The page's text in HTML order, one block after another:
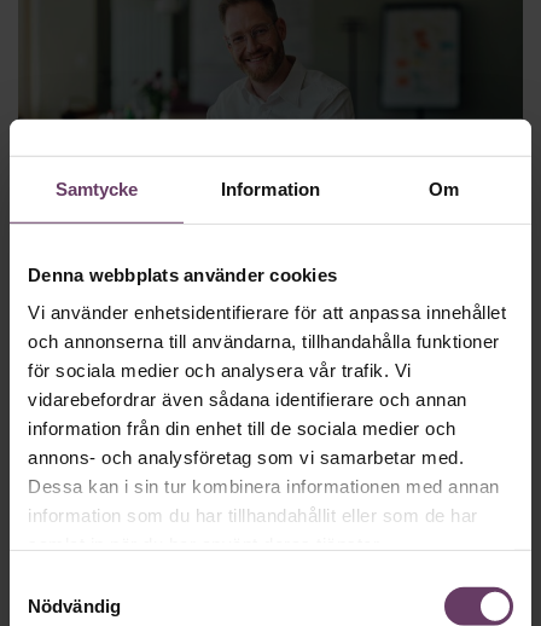
Samtycke Information Om
Denna webbplats använder cookies
Vi använder enhetsidentifierare för att anpassa innehållet
och annonserna till användarna, tillhandahålla funktioner
för sociala medier och analysera vår trafik. Vi
vidarebefordrar även sådana identifierare och annan
information från din enhet till de sociala medier och
annons- och analysföretag som vi samarbetar med.
Dessa kan i sin tur kombinera informationen med annan
information som du har tillhandahållit eller som de har
Nödvändig
Chef Omvärld
Calle Fleur: Död och hat åt bristen på
ledarskap
Välkommen till utgåva 2 av Chef Monthly, en exklusiv
månatlig omvärldsspaning – endast tillgänglig för dig som
har Chefakademin+.